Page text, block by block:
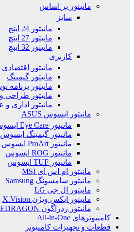
مانیتور بر اساس
سایز
مانیتور 24 اینچ
مانیتور 27 اینچ
مانیتور 32 اینچ
کاربری
مانیتور اقتصادی
مانیتور گیمینگ
مانیتور برنامه
مانیتور طراحی
مانیتور اداری
مانیتور ایسوس ASUS
مانیتور Eye Care ایسوس
مانیتور گیمینگ ایسوس
مانیتور ProArt ایسوس
مانیتور ROG ایسوس
مانیتور TUF ایسوس
مانیتور ام اس آی MSI
مانیتور سامسونگ Samsung
مانیتور ال جی LG
مانیتور ایکس ویژن X.Vision
مانیتور ردراگون REDRAGON
کامپیوترهای All-in-One
قطعات و تجهیزات کامپیوتر